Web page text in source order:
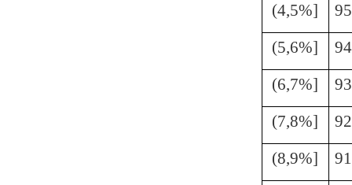
(4,5%]
95
(5,6%]
94
(6,7%]
93
(7,8%]
92
(8,9%]
91